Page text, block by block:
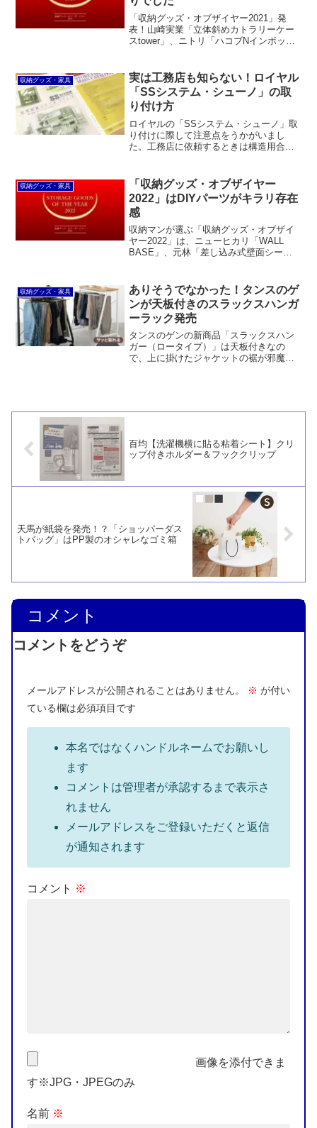
「収納グッズ・オブザイヤー2021」発
表！山崎実業「立体斜めカトラリーケー
スtower」、ニトリ「ハコブNインボック
の4商品が受賞となりました。
収納グッズ・家具
実は工務店も知らない！ロイヤル
「SSシステム・シューノ」の取
り付け方
ロイヤルの「SSシステム・シューノ」取
り付けに際して注意点をうかがいまし
た。工務店に依頼するときは構造用合板
が良いそうです。
収納グッズ・家具
「収納グッズ・オブザイヤー
2022」はDIYパーツがキラリ存在
感
収納マンが選ぶ「収納グッズ・オブザイ
ヤー2022」は、ニューヒカリ「WALL
BASE」、元林「差し込み式壁面シール
壁面突っ張りラック」、無印良品「スチ
ールタップ収納箱フラップ式」の5点で
す。
収納グッズ・家具
ありそうでなかった！タンスのゲ
ンが天板付きのスラックスハンガ
ーラック発売
タンスのゲンの新商品「スラックスハン
ガー（ロータイプ）」は天板付きなの
で、上に掛けたジャケットの裾が邪魔に
百均【洗濯機横に貼る粘着シート】クリ
ップ付きホルダー＆フッククリップ
天馬が紙袋を発売！？「ショッパーダス
トバッグ」はPP製のオシャレなゴミ箱
コメント
コメントをどうぞ
メールアドレスが公開されることはありません。 ※ が付い
ている欄は必須項目です
本名ではなくハンドルネームでお願いし
ます
コメントは管理者が承認するまで表示さ
れません
メールアドレスをご登録いただくと返信
が通知されます
コメント ※
画像を添付できま
す※JPG・JPEGのみ
名前 ※